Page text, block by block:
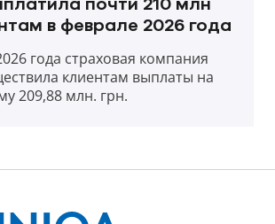
в феврале 2026 года
года страховая компания
клиентам выплаты на
209,88 млн. грн.